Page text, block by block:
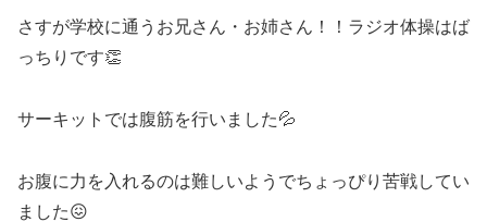
さすが学校に通うお兄さん・お姉さん！！ラジオ体操はば
っちりです👏
サーキットでは腹筋を行いました💦
お腹に力を入れるのは難しいようでちょっぴり苦戦してい
ました😖